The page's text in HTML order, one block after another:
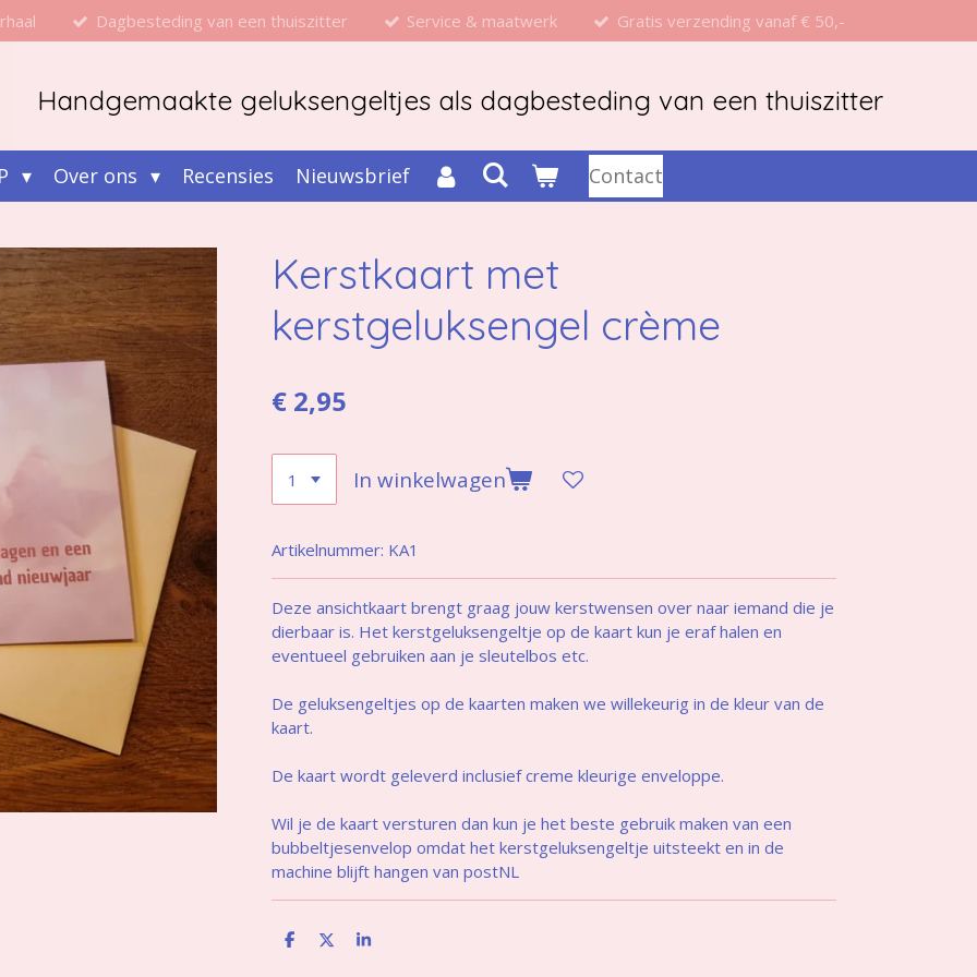
Dagbesteding van een thuiszitter Service & maatwerk Gratis verzending vanaf € 50,-
Handgemaakte geluksengeltjes als dagbesteding van een thuiszitter
Over ons Recensies Nieuwsbrief Contact
Kerstkaart met
kerstgeluksengel crème
€ 2,95
In winkelwagen
Artikelnummer: KA1
Deze ansichtkaart brengt graag jouw kerstwensen over naar iemand die je
dierbaar is. Het kerstgeluksengeltje op de kaart kun je eraf halen en
eventueel gebruiken aan je sleutelbos etc.
De geluksengeltjes op de kaarten maken we willekeurig in de kleur van de
kaart.
De kaart wordt geleverd inclusief creme kleurige enveloppe.
Wil je de kaart versturen dan kun je het beste gebruik maken van een
bubbeltjesenvelop omdat het kerstgeluksengeltje uitsteekt en in de
machine blijft hangen van postNL
D
D
S